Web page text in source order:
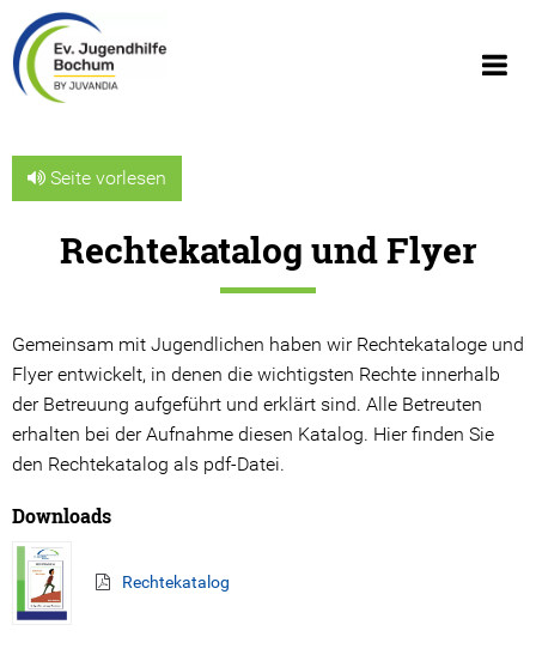
Über uns
Geschäftsberichte
Organigramm
Geschichte
JUVANDIA - der Diakonieverbund e.V.
Kooperations Gremien
Seite vorlesen
Rechtekatalog und Flyer
Gemeinsam mit Jugendlichen haben wir Rechtekataloge und
Flyer entwickelt, in denen die wichtigsten Rechte innerhalb
der Betreuung aufgeführt und erklärt sind. Alle Betreuten
erhalten bei der Aufnahme diesen Katalog. Hier finden Sie
den Rechtekatalog als pdf-Datei.
Downloads
Rechtekatalog